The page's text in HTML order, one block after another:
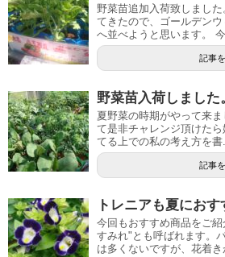
野菜苗追加入荷致しまし
てきたので、ゴールデン
へ並べようと思います。
記事
野菜苗入荷しました
夏野菜の時期がやって来
て是非チャレンジ頂けた
てる上での私の考え方を書
記事
トレニアも夏におす
今回もおすすめ商品をご
すみれ"とも呼ばれます。
は多くないですが、花着